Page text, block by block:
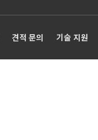
견적 문의 기술 지원